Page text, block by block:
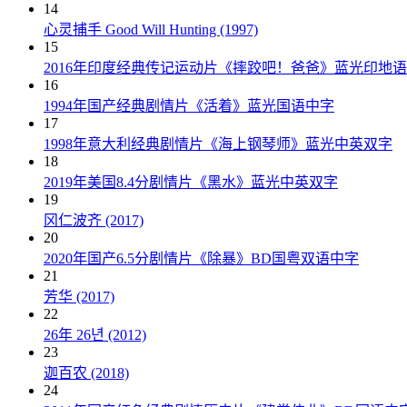
14
心灵捕手 Good Will Hunting (1997)
15
2016年印度经典传记运动片《摔跤吧！爸爸》蓝光印地
16
1994年国产经典剧情片《活着》蓝光国语中字
17
1998年意大利经典剧情片《海上钢琴师》蓝光中英双字
18
2019年美国8.4分剧情片《黑水》蓝光中英双字
19
冈仁波齐 (2017)
20
2020年国产6.5分剧情片《除暴》BD国粤双语中字
21
芳华 (2017)
22
26年 26년 (2012)
23
迦百农 (2018)
24